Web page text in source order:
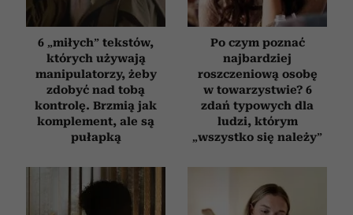
6 „miłych” tekstów,
których używają
manipulatorzy, żeby
zdobyć nad tobą
kontrolę. Brzmią jak
komplement, ale są
pułapką
Po czym poznać
najbardziej
roszczeniową osobę
w towarzystwie? 6
zdań typowych dla
ludzi, którym
„wszystko się należy”